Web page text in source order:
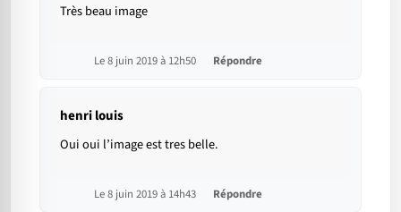
Très beau image
Le 8 juin 2019 à 12h50 Répondre
henri louis
Oui oui l’image est tres belle.
Le 8 juin 2019 à 14h43 Répondre